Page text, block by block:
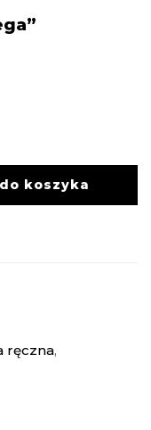
koszyka
ręczna,